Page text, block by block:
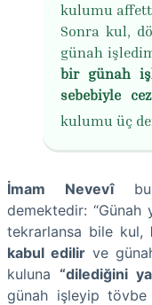
kulumu
Sonra kul,
günah
bir günah
sebebiyle
kulumu üç
İmam Nevevî
demektedir:
tekrarlansa bile kul,
kabul edilir ve
kuluna “dilediğini
günah işleyip